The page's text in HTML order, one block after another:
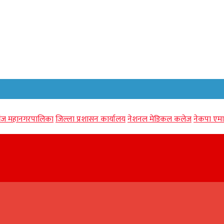
महानगरपालिकाजिल्ला प्रशासन कार्यालयनेशनल मेडिकल कलेजनेकपा